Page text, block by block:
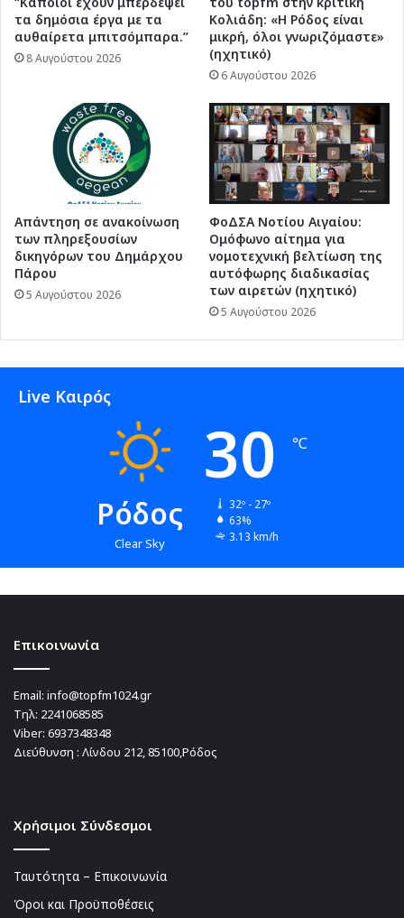
τα δημόσια έργα με τα
αυθαίρετα μπιτσόμπαρα.”
8 Αυγούστου 2026
Κολιάδη: «Η Ρόδος είναι
μικρή, όλοι γνωριζόμαστε»
(ηχητικό)
6 Αυγούστου 2026
Απάντηση σε ανακοίνωση
των πληρεξουσίων
δικηγόρων του Δημάρχου
Πάρου
5 Αυγούστου 2026
ΦοΔΣΑ Νοτίου Αιγαίου:
Ομόφωνο αίτημα για
νομοτεχνική βελτίωση της
αυτόφωρης διαδικασίας
των αιρετών (ηχητικό)
5 Αυγούστου 2026
Live Καιρός
Ρόδος
Clear Sky
30 ℃
32º - 27º
63%
3.13 km/h
Επικοινωνία
Email: info@topfm1024.gr
Τηλ: 2241068585
Viber: 6937348348
Διεύθυνση : Λίνδου 212, 85100,Ρόδος
Χρήσιμοι Σύνδεσμοι
Ταυτότητα – Επικοινωνία
Όροι και Προϋποθέσεις